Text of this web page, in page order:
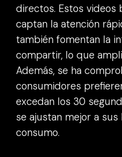
directos. Estos videos
captan la atención
también fomentan la
compartir, lo que
Además, se ha
consumidores
excedan los 30
se ajustan mejor a
consumo.